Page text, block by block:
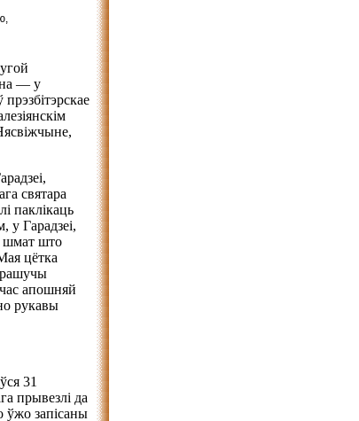
— у
святара
паклікаць
у Гарадзеі,
шмат што
цётка
рашучы
апошняй
рукавы
31
прывезлі да
ўжо запісаны